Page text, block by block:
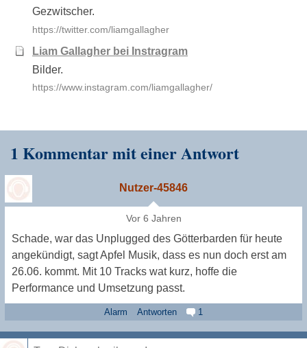
Gezwitscher.
https://twitter.com/liamgallagher
Liam Gallagher bei Instragram
Bilder.
https://www.instagram.com/liamgallagher/
1 Kommentar mit einer Antwort
Nutzer-45846
Vor 6 Jahren
Schade, war das Unplugged des Götterbarden für heute
angekündigt, sagt Apfel Musik, dass es nun doch erst am
26.06. kommt. Mit 10 Tracks wat kurz, hoffe die
Performance und Umsetzung passt.
Alarm Antworten 1